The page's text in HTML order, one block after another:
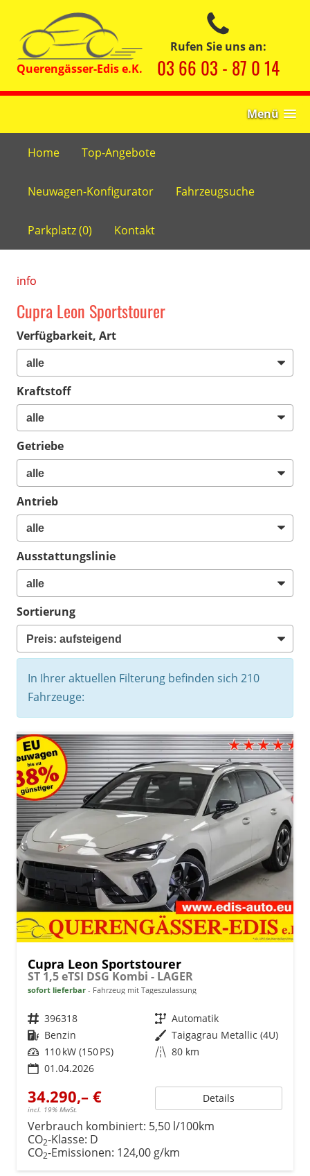
Rufen Sie uns an:
03 66 03 - 87 0 14
Menü
Home Top-Angebote
Neuwagen-Konfigurator Fahrzeugsuche
Parkplatz (0) Kontakt
info
Cupra Leon Sportstourer
Verfügbarkeit, Art
Kraftstoff
Getriebe
Antrieb
Ausstattungslinie
Sortierung
In Ihrer aktuellen Filterung befinden sich 210
Fahrzeuge:
Cupra Leon Sportstourer
ST 1,5 eTSI DSG Kombi - LAGER
sofort lieferbar Fahrzeug mit Tageszulassung
Fahrzeugnr. 396318 Getriebe Automatik
Kraftstoff Benzin Außenfarbe Taigagrau Metallic (4U)
Leistung 110 kW (150 PS) Kilometerstand 80 km
01.04.2026
34.290,– €
incl. 19% MwSt.
Details
Verbrauch kombiniert: 5,50 l/100km
CO2-Klasse: D
CO2-Emissionen: 124,00 g/km